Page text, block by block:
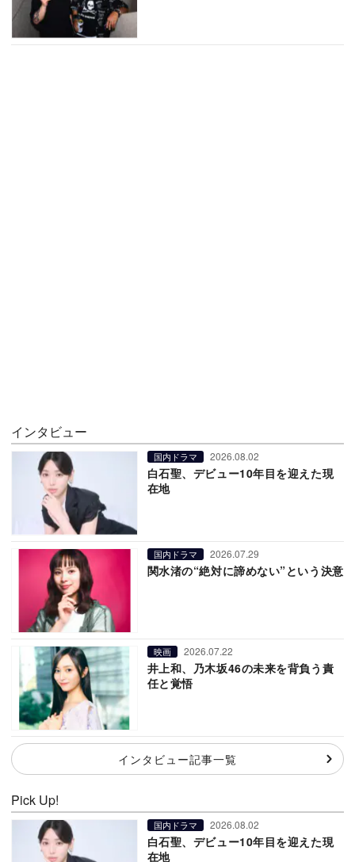
インタビュー
国内ドラマ 2026.08.02
白石聖、デビュー10年目を迎えた現
在地
国内ドラマ 2026.07.29
関水渚の“絶対に諦めない”という決意
映画 2026.07.22
井上和、乃木坂46の未来を背負う責
任と覚悟
インタビュー記事一覧
Pick Up!
国内ドラマ 2026.08.02
白石聖、デビュー10年目を迎えた現
在地